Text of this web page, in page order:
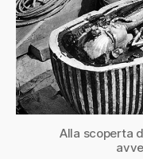
Alla scoperta